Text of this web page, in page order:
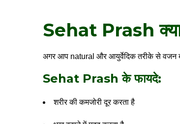
Sehat Prash
अगर आप natural और आयुर्वेदिक तरीके से वजन
Sehat Prash के फायदे:
शरीर की कमजोरी दूर करता है